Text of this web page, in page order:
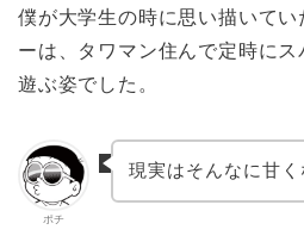
僕が大学生の時に思い描いて
ーは、タワマン住んで定時にス
遊ぶ姿でした。
ポチ
現実はそんなに甘く